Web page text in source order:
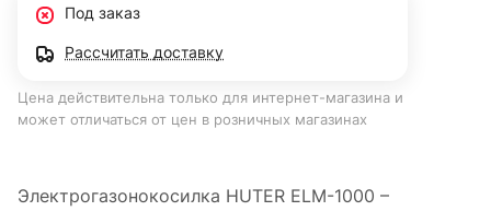
Под заказ
Рассчитать доставку
Цена действительна только для интернет-магазина и
может отличаться от цен в розничных магазинах
Электрогазонокосилка HUTER ELM-1000 –